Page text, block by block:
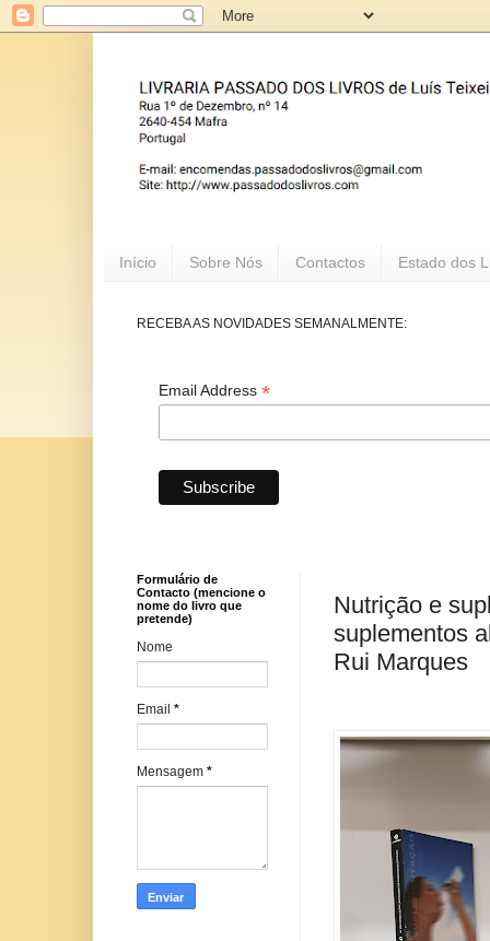
Início Sobre Nós Contactos Estado dos
RECEBA AS NOVIDADES SEMANALMENTE:
Email Address *
Nutrição e
suplementos
Rui Marques
Formulário de
Contacto (mencione o
nome do livro que
pretende)
Nome
Email *
Mensagem *